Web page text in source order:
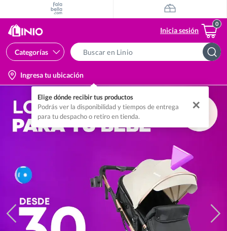
Inicia sesión
Categorías
location-
icon
Ingresa tu ubicación
Elige dónde recibir tus productos
Podrás ver la disponibilidad y tiempos de entrega
para tu despacho o retiro en tienda.
✕